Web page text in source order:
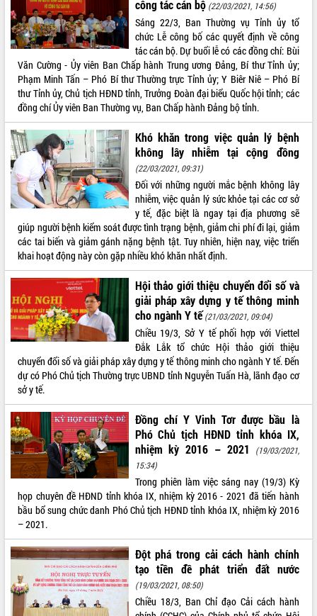
công tác cán bộ (22/03/2021, 14:56)
Sáng 22/3, Ban Thường vụ Tỉnh ủy tổ
chức Lễ công bố các quyết định về công
tác cán bộ. Dự buổi lễ có các đồng chí: Bùi
Văn Cường - Ủy viên Ban Chấp hành Trung ương Đảng, Bí thư Tỉnh ủy;
Phạm Minh Tấn – Phó Bí thư Thường trực Tỉnh ủy; Y Biêr Niê – Phó Bí
thư Tỉnh ủy, Chủ tịch HĐND tỉnh, Trưởng Đoàn đại biểu Quốc hội tỉnh; các
đồng chí Ủy viên Ban Thường vụ, Ban Chấp hành Đảng bộ tỉnh.
Khó khăn trong việc quản lý bệnh
không lây nhiễm tại cộng đồng
(22/03/2021, 09:31)
Đối với những người mắc bệnh không lây
nhiễm, việc quản lý sức khỏe tại các cơ sở
y tế, đặc biệt là ngay tại địa phương sẽ
giúp người bệnh kiểm soát được tình trạng bệnh, giảm chi phí đi lại, giảm
các tai biến và giảm gánh nặng bệnh tật. Tuy nhiên, hiện nay, việc triển
khai hoạt động này còn gặp nhiều khó khăn nhất định.
Hội thảo giới thiệu chuyển đổi số và
giải pháp xây dựng y tế thông minh
cho ngành Y tế (21/03/2021, 09:04)
Chiều 19/3, Sở Y tế phối hợp với Viettel
Đắk Lắk tổ chức Hội thảo giới thiệu
chuyển đổi số và giải pháp xây dựng y tế thông minh cho ngành Y tế. Đến
dự có Phó Chủ tịch Thường trực UBND tỉnh Nguyễn Tuấn Hà, lãnh đạo cơ
sở y tế.
Đồng chí Y Vinh Tơr được bầu là
Phó Chủ tịch HĐND tỉnh khóa IX,
nhiệm kỳ 2016 – 2021
(19/03/2021,
15:34)
Trong phiên làm việc sáng nay (19/3) Kỳ
họp chuyên đề HĐND tỉnh khóa IX, nhiệm kỳ 2016 - 2021 đã tiến hành
bầu bổ sung chức danh Phó Chủ tịch HĐND tỉnh khóa IX, nhiệm kỳ 2016
– 2021.
Đột phá trong cải cách hành chính
tạo tiền đề phát triển đất nước
(19/03/2021, 08:50)
Chiều 18/3, Ban Chỉ đạo Cải cách hành